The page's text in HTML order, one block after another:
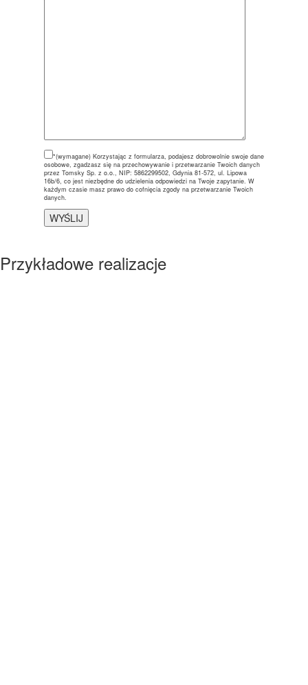
*(wymagane) Korzystając z formularza, podajesz dobrowolnie swoje dane
osobowe, zgadzasz się na przechowywanie i przetwarzanie Twoich danych
przez Tomsky Sp. z o.o., NIP: 5862299502, Gdynia 81-572, ul. Lipowa
16b/6, co jest niezbędne do udzielenia odpowiedzi na Twoje zapytanie. W
każdym czasie masz prawo do cofnięcia zgody na przetwarzanie Twoich
danych.
Przykładowe realizacje